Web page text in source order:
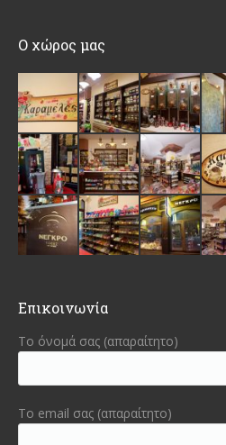
Ο χώρος μας
Επικοινωνία
Το όνομά σας (απαραίτητο)
Το email σας (απαραίτητο)